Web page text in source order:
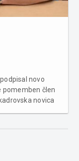
novo
pomemben člen
novica